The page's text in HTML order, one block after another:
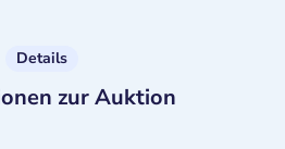
Details
zur Auktion